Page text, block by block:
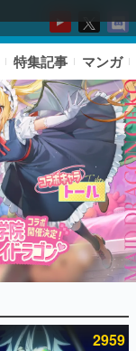
特集記事 マンガ
2959